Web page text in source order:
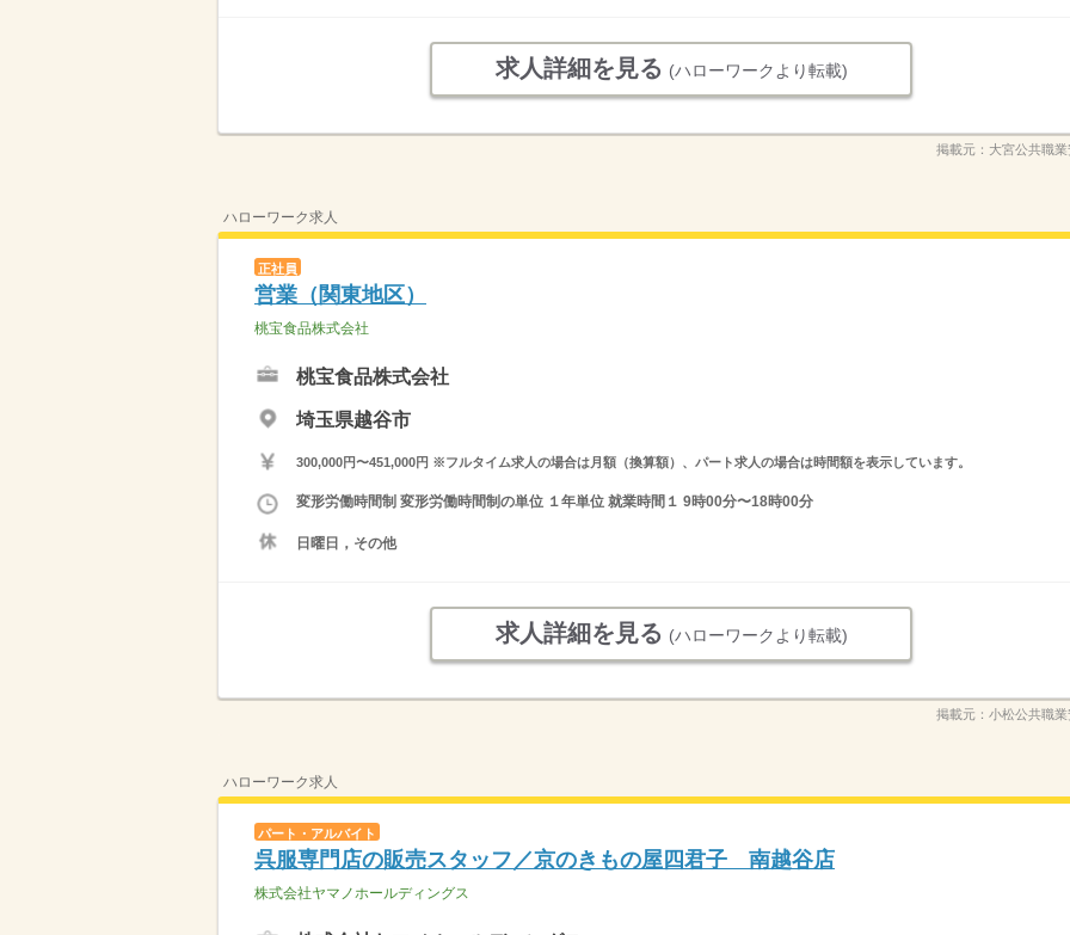
求人詳細を見る (ハローワークより転載)
掲載元： 大宮公共職
ハローワーク求人
正社員
営業（関東地区）
桃宝食品株式会社
桃宝食品株式会社
埼玉県越谷市
300,000円〜451,000円 ※フルタイム求人の場合は月額（換算額）、パート求人の場合は時間額を表示しています。
変形労働時間制 変形労働時間制の単位 １年単位 就業時間１ 9時00分〜18時00分
日曜日，その他
求人詳細を見る (ハローワークより転載)
掲載元： 小松公共職
ハローワーク求人
パート・アルバイト
呉服専門店の販売スタッフ／京のきもの屋四君子 南越谷店
株式会社ヤマノホールディングス